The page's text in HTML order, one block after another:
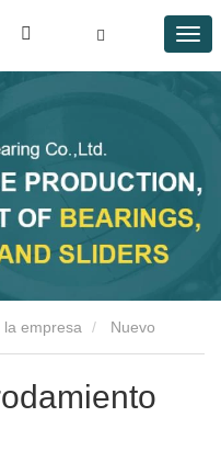
la empresa